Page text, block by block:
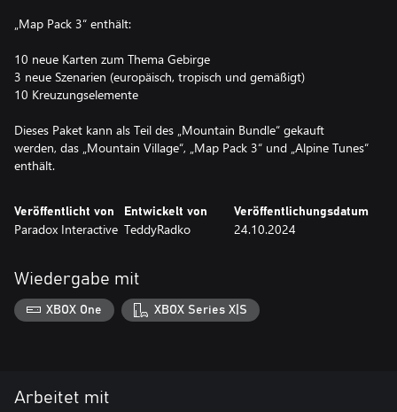
„Map Pack 3“ enthält:
10 neue Karten zum Thema Gebirge
3 neue Szenarien (europäisch, tropisch und gemäßigt)
10 Kreuzungselemente
Dieses Paket kann als Teil des „Mountain Bundle“ gekauft
werden, das „Mountain Village“, „Map Pack 3“ und „Alpine Tunes“
enthält.
Veröffentlicht von
Paradox Interactive
Entwickelt von
TeddyRadko
Veröffentlichungsdatum
24.10.2024
Wiedergabe mit
XBOX One XBOX Series X|S
Arbeitet mit